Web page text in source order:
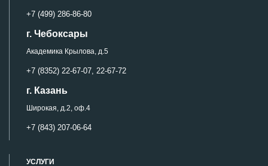
+7 (499) 286-86-80
г. Чебоксары
Академика Крылова, д.5
+7 (8352) 22-67-07, 22-67-72
г. Казань
Широкая, д.2, оф.4
+7 (843) 207-06-64
УСЛУГИ